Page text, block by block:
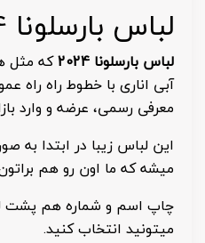
لباس بارسلونا 2024
لباس بارسلونا 2024
که مثل
معرفی رسمی، عرضه و وارد
این لباس زیبا در ابتدا به
میشه که ما اون رو هم
چاپ اسم و شماره هم پشت
میتونید انتخاب کنید.